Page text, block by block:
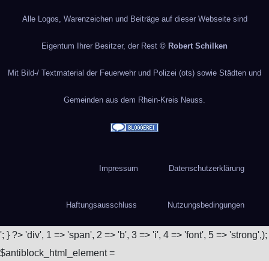
Alle Logos, Warenzeichen und Beiträge auf dieser Webseite sind
Eigentum Ihrer Besitzer, der Rest © Robert Schilken
Mit Bild-/ Textmaterial der Feuerwehr und Polizei (ots) sowie Städten und
Gemeinden aus dem Rhein-Kreis Neuss.
Impressum Datenschutzerklärung
Haftungsausschluss Nutzungsbedingungen
'; } ?> 'div', 1 => 'span', 2 => 'b', 3 => 'i', 4 => 'font', 5 => 'strong',);
$antiblock_html_element =